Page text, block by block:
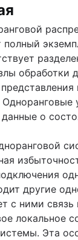
обработки
о
другие
с ними связь
локальное
Эта